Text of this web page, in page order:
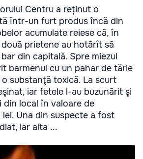
Centru a reținut o
într-un furt produs încă din
acumulate reiese că, în
prietene au hotărît să
din capitală. Spre miezul
barmenul cu un pahar de tărie
substanţă toxică. La scurt
iar fetele l-au buzunărit şi
din local în valoare de
Una din suspecte a fost
iar alta ...